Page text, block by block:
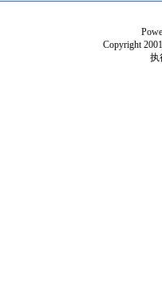
Copyright
执